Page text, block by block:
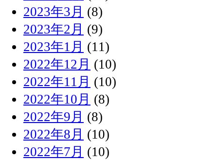
2023年3月 (8)
2023年2月 (9)
2023年1月 (11)
2022年12月 (10)
2022年11月 (10)
2022年10月 (8)
2022年9月 (8)
2022年8月 (10)
2022年7月 (10)